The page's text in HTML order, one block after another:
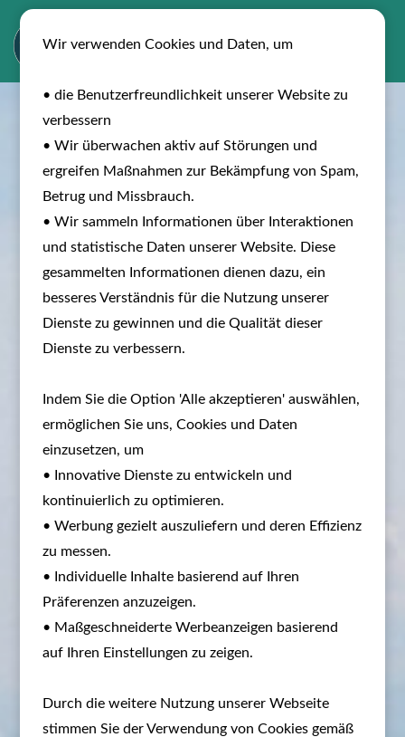
Wir verwenden Cookies und Daten, um
• die Benutzerfreundlichkeit unserer Website zu
verbessern
• Wir überwachen aktiv auf Störungen und
ergreifen Maßnahmen zur Bekämpfung von Spam,
Betrug und Missbrauch.
• Wir sammeln Informationen über Interaktionen
und statistische Daten unserer Website. Diese
gesammelten Informationen dienen dazu, ein
besseres Verständnis für die Nutzung unserer
Dienste zu gewinnen und die Qualität dieser
Dienste zu verbessern.
Indem Sie die Option 'Alle akzeptieren' auswählen,
ermöglichen Sie uns, Cookies und Daten
einzusetzen, um
• Innovative Dienste zu entwickeln und
kontinuierlich zu optimieren.
• Werbung gezielt auszuliefern und deren Effizienz
zu messen.
• Individuelle Inhalte basierend auf Ihren
Präferenzen anzuzeigen.
• Maßgeschneiderte Werbeanzeigen basierend
auf Ihren Einstellungen zu zeigen.
Durch die weitere Nutzung unserer Webseite
stimmen Sie der Verwendung von Cookies gemäß